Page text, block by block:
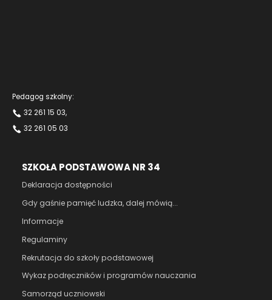
Pedagog szkolny:
32 261 15 03,
32 261 05 03
SZKOŁA PODSTAWOWA NR 34
Deklaracja dostępności
Gdy gaśnie pamięć ludzka, dalej mówią...
Informacje
Regulaminy
Rekrutacja do szkoły podstawowej
Wykaz podręczników i programów nauczania
Samorząd uczniowski